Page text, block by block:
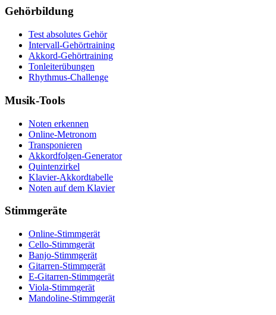
Gehörbildung
Test absolutes Gehör
Intervall-Gehörtraining
Akkord-Gehörtraining
Tonleiterübungen
Rhythmus-Challenge
Musik-Tools
Noten erkennen
Online-Metronom
Transponieren
Akkordfolgen-Generator
Quintenzirkel
Klavier-Akkordtabelle
Noten auf dem Klavier
Stimmgeräte
Online-Stimmgerät
Cello-Stimmgerät
Banjo-Stimmgerät
Gitarren-Stimmgerät
E-Gitarren-Stimmgerät
Viola-Stimmgerät
Mandoline-Stimmgerät